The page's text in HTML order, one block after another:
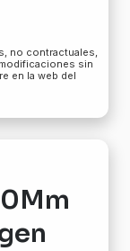
no contractuales,
sin
en la web del